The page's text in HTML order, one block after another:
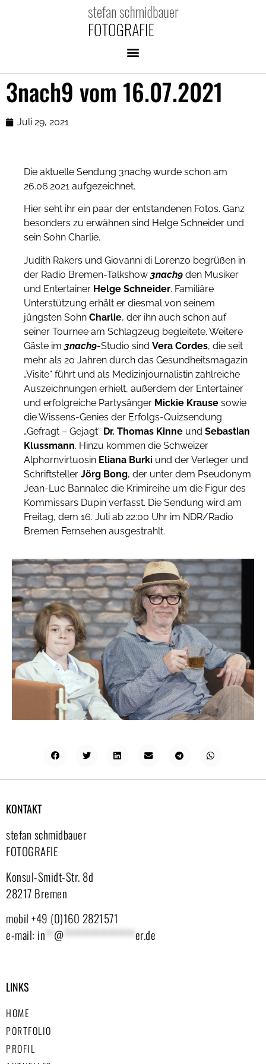
3nach9 vom 16.07.2021
Juli 29, 2021
Die aktuelle Sendung 3nach9 wurde schon am
26.06.2021 aufgezeichnet.
Hier seht ihr ein paar der entstandenen Fotos. Ganz
besonders zu erwähnen sind Helge Schneider und
sein Sohn Charlie.
Judith Rakers und Giovanni di Lorenzo begrüßen in
der Radio Bremen-Talkshow 3nach9 den Musiker
und Entertainer Helge Schneider. Familiäre
Unterstützung erhält er diesmal von seinem
jüngsten Sohn Charlie, der ihn auch schon auf
seiner Tournee am Schlagzeug begleitete. Weitere
Gäste im 3nach9-Studio sind Vera Cordes, die seit
mehr als 20 Jahren durch das Gesundheitsmagazin
„Visite“ führt und als Medizinjournalistin zahlreiche
Auszeichnungen erhielt, außerdem der Entertainer
und erfolgreiche Partysänger Mickie Krause sowie
die Wissens-Genies der Erfolgs-Quizsendung
„Gefragt – Gejagt“ Dr. Thomas Kinne und Sebastian
Klussmann. Hinzu kommen die Schweizer
Alphornvirtuosin Eliana Burki und der Verleger und
Schriftsteller Jörg Bong, der unter dem Pseudonym
Jean-Luc Bannalec die Krimireihe um die Figur des
Kommissars Dupin verfasst. Die Sendung wird am
Freitag, dem 16. Juli ab 22:00 Uhr im NDR/Radio
Bremen Fernsehen ausgestrahlt.
KONTAKT
stefan schmidbauer
FOTOGRAFIE
Konsul-Smidt-Str. 8d
28217 Bremen
mobil +49 (0)160 2821571
e-mail: in**@****************er.de
LINKS
HOME
PORTFOLIO
PROFIL